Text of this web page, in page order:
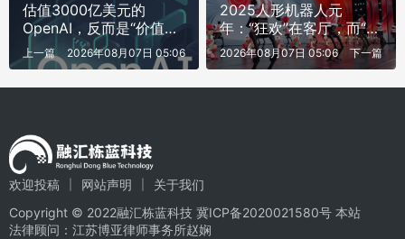
估值3000亿美元的
OpenAI，反而是“价值洼
地”？
上一篇 2026年08月07日 05:06
2025人形机器人元
年：“狂欢”在客厅，而“财
富”在车
下一篇
2026年08月07日 05:06
欢迎投稿 网站声明
关于我们
Copyright © 2022融汇栋蓝科技 冀ICP备2020021580号 本站
法律顾问：江苏博亚律师事务所赵娴